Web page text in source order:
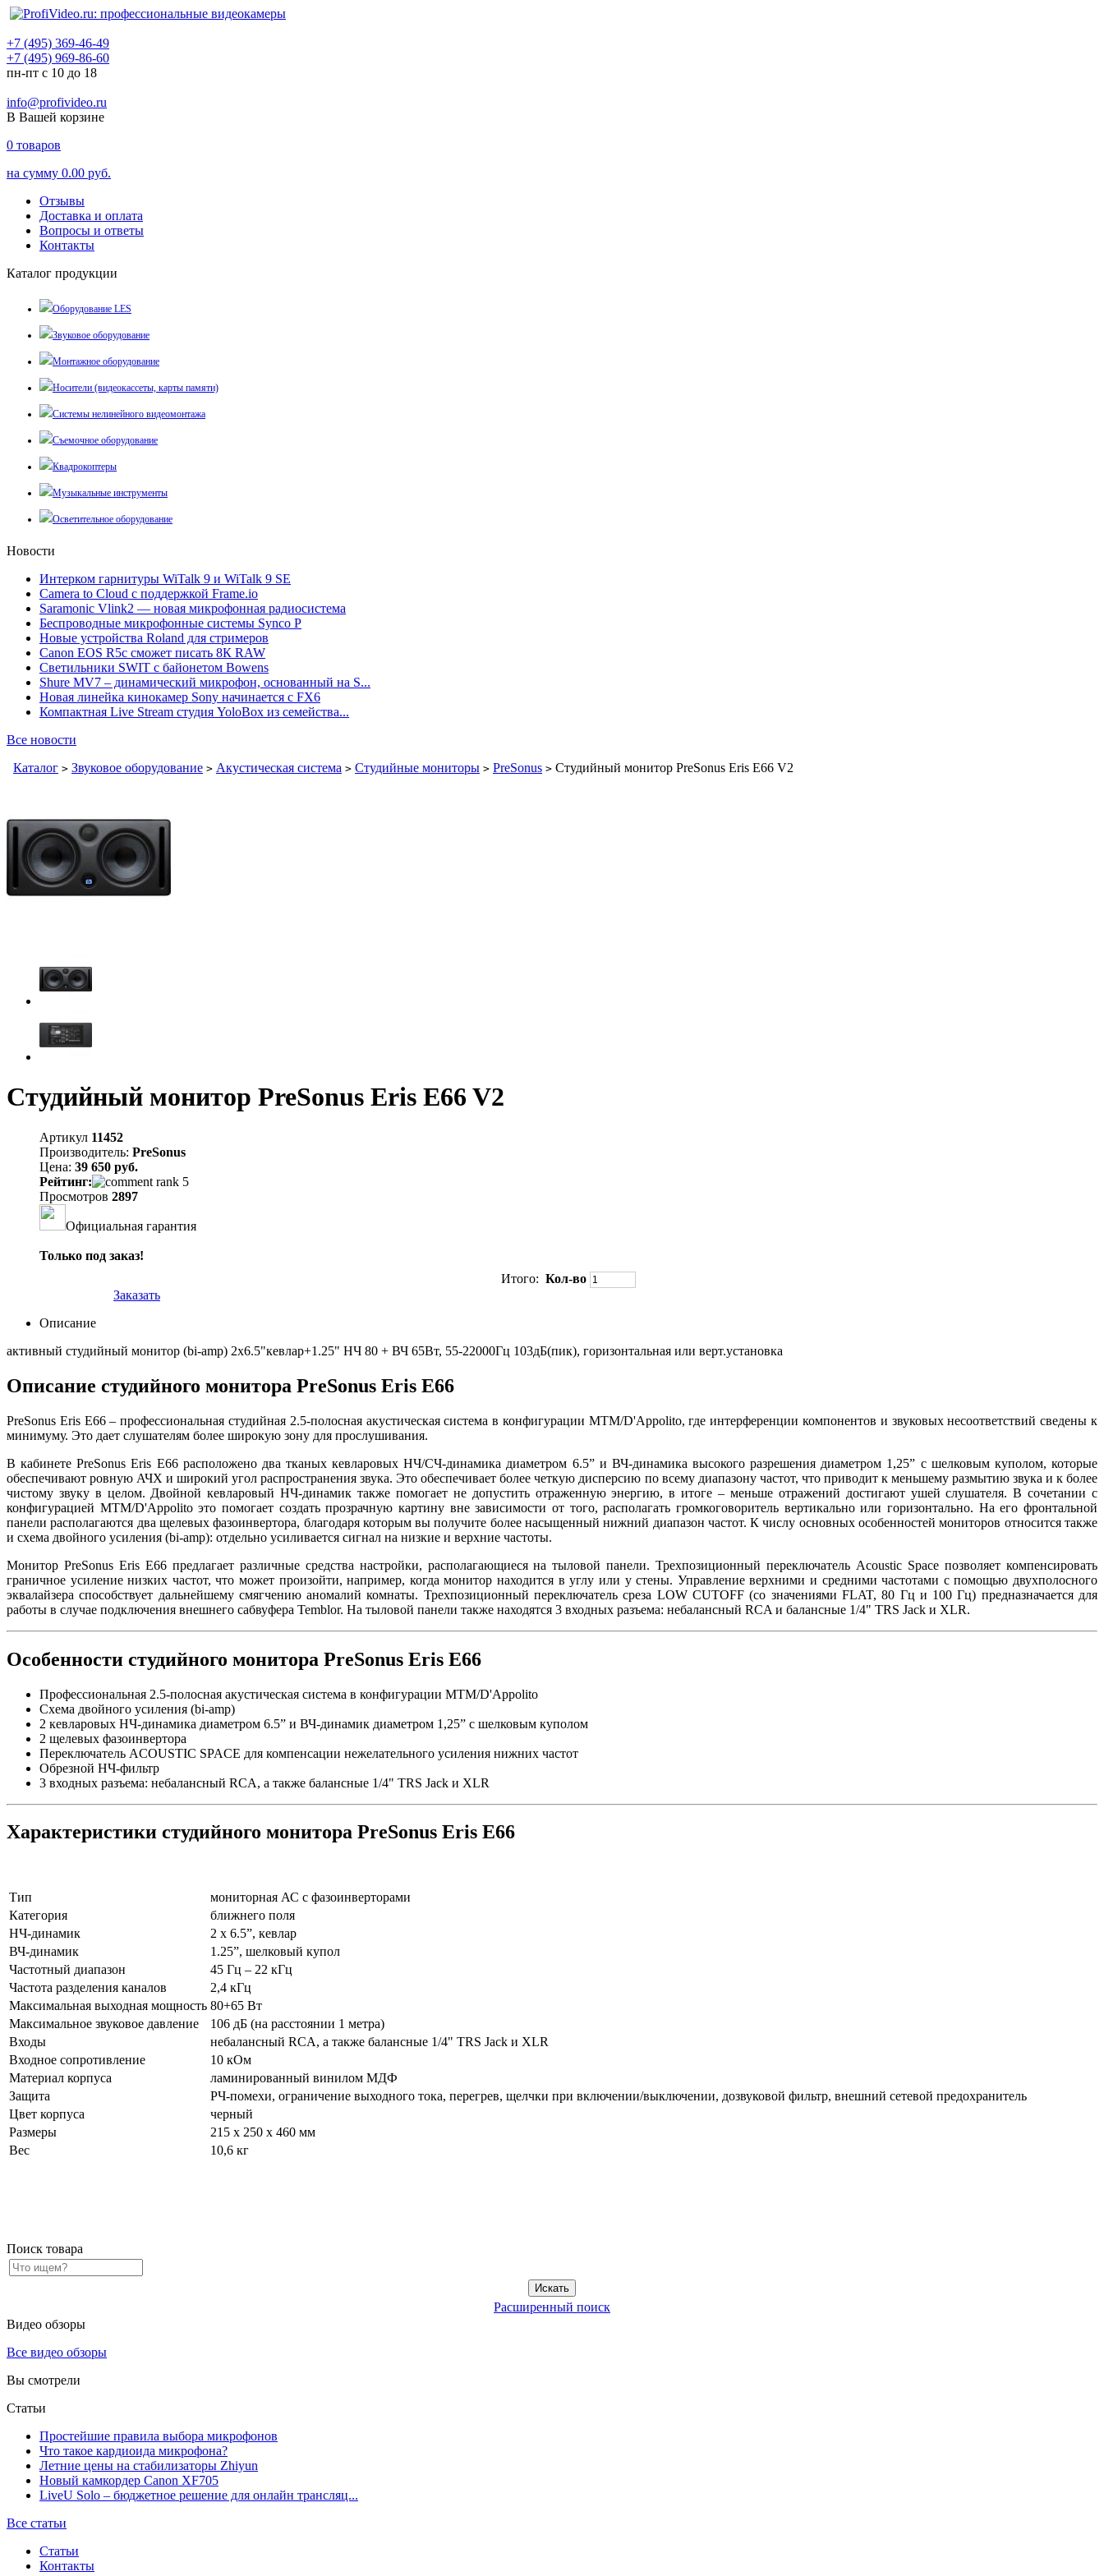
+7 (495) 369-46-49
+7 (495) 969-86-60
пн-пт с 10 до 18
info@profivideo.ru
В Вашей корзине
0 товаров
на сумму 0.00 руб.
Отзывы
Доставка и оплата
Вопросы и ответы
Контакты
Каталог продукции
Оборудование LES
Звуковое оборудование
Монтажное оборудование
Носители (видеокассеты, карты памяти)
Системы нелинейного видеомонтажа
Съемочное оборудование
Квадрокоптеры
Музыкальные инструменты
Осветительное оборудование
Новости
Интерком гарнитуры WiTalk 9 и WiTalk 9 SE
Camera to Cloud с поддержкой Frame.io
Saramonic Vlink2 — новая микрофонная радиосистема
Беспроводные микрофонные системы Synco P
Новые устройства Roland для стримеров
Canon EOS R5c сможет писать 8К RAW
Светильники SWIT с байонетом Bowens
Shure MV7 – динамический микрофон, основанный на S...
Новая линейка кинокамер Sony начинается с FX6
Компактная Live Stream студия YoloBox из семейства...
Все новости
Каталог > Звуковое оборудование > Акустическая система > Студийные мониторы > PreSonus > Студийный монитор PreSonus Eris E66 V2
Студийный монитор PreSonus Eris E66 V2
Артикул 11452
Производитель: PreSonus
Цена: 39 650 руб.
Рейтинг:
Просмотров 2897
Официальная гарантия
Только под заказ!
Итого: Кол-во
Заказать
Описание
активный студийный монитор (bi-amp) 2x6.5"кевлар+1.25" НЧ 80 + ВЧ 65Вт, 55-22000Гц 103дБ(пик), горизонтальная или верт.установка
Описание студийного монитора PreSonus Eris E66
PreSonus Eris E66 – профессиональная студийная 2.5-полосная акустическая система в конфигурации МТМ/D'Appolito, где интерференции компонентов и звуковых несоответствий сведены к
минимуму. Это дает слушателям более широкую зону для прослушивания.
В кабинете PreSonus Eris E66 расположено два тканых кевларовых НЧ/СЧ-динамика диаметром 6.5” и ВЧ-динамика высокого разрешения диаметром 1,25” с шелковым куполом, которые
обеспечивают ровную АЧХ и широкий угол распространения звука. Это обеспечивает более четкую дисперсию по всему диапазону частот, что приводит к меньшему размытию звука и к более
чистому звуку в целом. Двойной кевларовый НЧ-динамик также помогает не допустить отраженную энергию, в итоге – меньше отражений достигают ушей слушателя. В сочетании с
конфигурацией MTM/D'Appolito это помогает создать прозрачную картину вне зависимости от того, располагать громкоговоритель вертикально или горизонтально. На его фронтальной
панели располагаются два щелевых фазоинвертора, благодаря которым вы получите более насыщенный нижний диапазон частот. К числу основных особенностей мониторов относится также
и схема двойного усиления (bi-amp): отдельно усиливается сигнал на низкие и верхние частоты.
Монитор PreSonus Eris E66 предлагает различные средства настройки, располагающиеся на тыловой панели. Трехпозиционный переключатель Acoustic Space позволяет компенсировать
граничное усиление низких частот, что может произойти, например, когда монитор находится в углу или у стены. Управление верхними и средними частотами с помощью двухполосного
эквалайзера способствует дальнейшему смягчению аномалий комнаты. Трехпозиционный переключатель среза LOW CUTOFF (со значениями FLAT, 80 Гц и 100 Гц) предназначается для
работы в случае подключения внешнего сабвуфера Temblor. На тыловой панели также находятся 3 входных разъема: небалансный RCA и балансные 1/4" TRS Jack и XLR.
Особенности студийного монитора PreSonus Eris E66
Профессиональная 2.5-полосная акустическая система в конфигурации МТМ/D'Appolito
Схема двойного усиления (bi-amp)
2 кевларовых НЧ-динамика диаметром 6.5” и ВЧ-динамик диаметром 1,25” с шелковым куполом
2 щелевых фазоинвертора
Переключатель ACOUSTIC SPACE для компенсации нежелательного усиления нижних частот
Обрезной НЧ-фильтр
3 входных разъема: небалансный RCA, а также балансные 1/4" TRS Jack и XLR
Характеристики студийного монитора PreSonus Eris E66
Тип
мониторная АС с фазоинверторами
Категория
ближнего поля
НЧ-динамик
2 х 6.5”, кевлар
ВЧ-динамик
1.25”, шелковый купол
Частотный диапазон
45 Гц – 22 кГц
Частота разделения каналов
2,4 кГц
Максимальная выходная мощность 80+65 Вт
Максимальное звуковое давление
106 дБ (на расстоянии 1 метра)
Входы
небалансный RCA, а также балансные 1/4" TRS Jack и XLR
Входное сопротивление
10 кОм
Материал корпуса
ламинированный винилом МДФ
Защита
РЧ-помехи, ограничение выходного тока, перегрев, щелчки при включении/выключении, дозвуковой фильтр, внешний сетевой предохранитель
Цвет корпуса
черный
Размеры
215 х 250 х 460 мм
Вес
10,6 кг
Поиск товара
Расширенный поиск
Видео обзоры
Все видео обзоры
Вы смотрели
Статьи
Простейшие правила выбора микрофонов
Что такое кардиоида микрофона?
Летние цены на стабилизаторы Zhiyun
Новый камкордер Canon XF705
LiveU Solo – бюджетное решение для онлайн трансляц...
Все статьи
Статьи
Контакты